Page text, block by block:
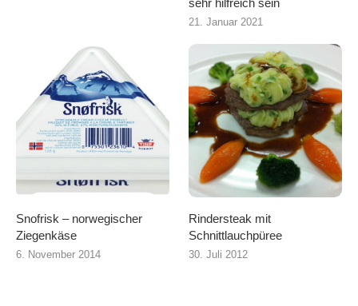
sehr hilfreich sein
21. Januar 2021
Snofrisk – norwegischer
Ziegenkäse
6. November 2014
Rindersteak mit
Schnittlauchpüree
30. Juli 2012